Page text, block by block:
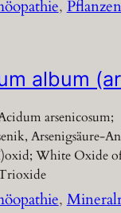
,
album
arsenicosum;
Arsenigsäure-
White Oxide
,